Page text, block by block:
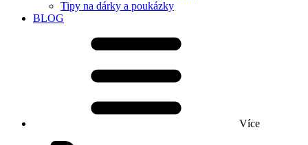
Tipy na dárky a poukázky
BLOG
Více